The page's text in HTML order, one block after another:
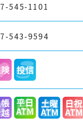
545-1101
543-9594